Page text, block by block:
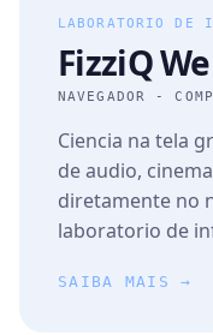
LABORATORIO DE
FizziQ
NAVEGADOR -
Ciencia na tela
de audio,
diretamente no
laboratorio de
SAIBA MAIS →